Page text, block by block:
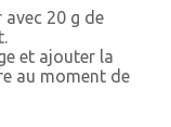
avec 20 g de
et ajouter la
au moment de